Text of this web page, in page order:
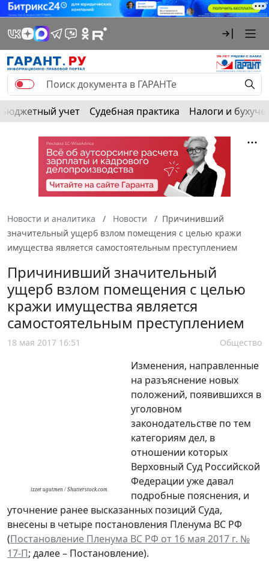
Бюджетный учет Судебная практика Налоги и
Новости и аналитика Новости
Причинивший
значительный ущерб взлом помещения с целью кражи
имущества является самостоятельным преступлением
Причинивший значительный
ущерб взлом помещения с целью
кражи имущества является
самостоятельным преступлением
18 мая 2017 16:51 Общество
izzet ugutmen / Shutterstock.com
Изменения, направленные
на разъяснение новых
положений, появившихся в
уголовном
законодательстве по тем
категориям дел, в
отношении которых
Верховный Суд Российской
Федерации уже давал
подробные пояснения, и
уточнение ранее высказанных позиций Суда,
внесены в четыре постановления Пленума ВС РФ
(Постановление Пленума ВС РФ от 16 мая 2017 г. №
17-П; далее – Постановление).